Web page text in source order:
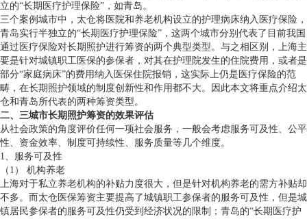
立的“长期医疗护理保险”，如青岛。
三个案例城市中，太仓将医院和养老机构设立的护理病床纳入医疗保险，
青岛实行半独立的“长期医疗护理保险”，这两个城市分别代表了目前我国
通过医疗保险对长期照护进行筹资的两个典型类型。与之相区别，上海主
要是针对城镇职工医保的参保者，对其在护理院发生的住院费用，或者是
部分“家庭病床”的费用纳入医保住院报销，这实际上仍是医疗保险的范
畴，在长期照护领域的制度创新性和作用都不大。因此本文将重点介绍太
仓和青岛所代表的两种筹资类型。
二、三城市长期照护筹资的效果评估
从社会政策的角度评价任何一项社会服务，一般会考虑服务可及性、公平
性、资金效率、制度可持续性、服务质量等几个维度。
1、服务可及性
（1） 机构养老
上海对于私立养老机构的补贴力度很大，但是针对机构养老的需方补贴却
不多。而太仓医保筹资主要提高了城镇职工参保者的服务可及性，但是城
镇居民参保者的服务可及性仍受到经济状况的限制；青岛的“长期医疗护